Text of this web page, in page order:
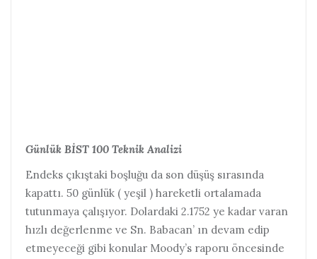
Günlük BİST 100 Teknik Analizi
Endeks çıkıştaki boşluğu da son düşüş sırasında
kapattı. 50 günlük ( yeşil ) hareketli ortalamada
tutunmaya çalışıyor. Dolardaki 2.1752 ye kadar varan
hızlı değerlenme ve Sn. Babacan’ ın devam edip
etmeyeceği gibi konular Moody’s raporu öncesinde